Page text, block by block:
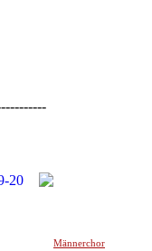
Männerchor